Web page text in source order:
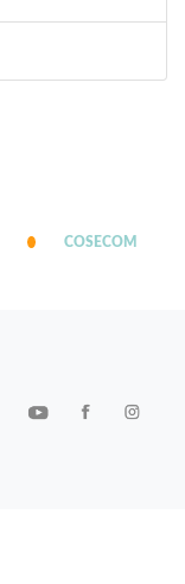
COSECOM